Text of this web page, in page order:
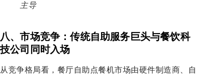
主导
八、市场竞争：传统自助服务巨头与餐饮科
技公司同时入场
从竞争格局看，餐厅自助点餐机市场由硬件制造商、自